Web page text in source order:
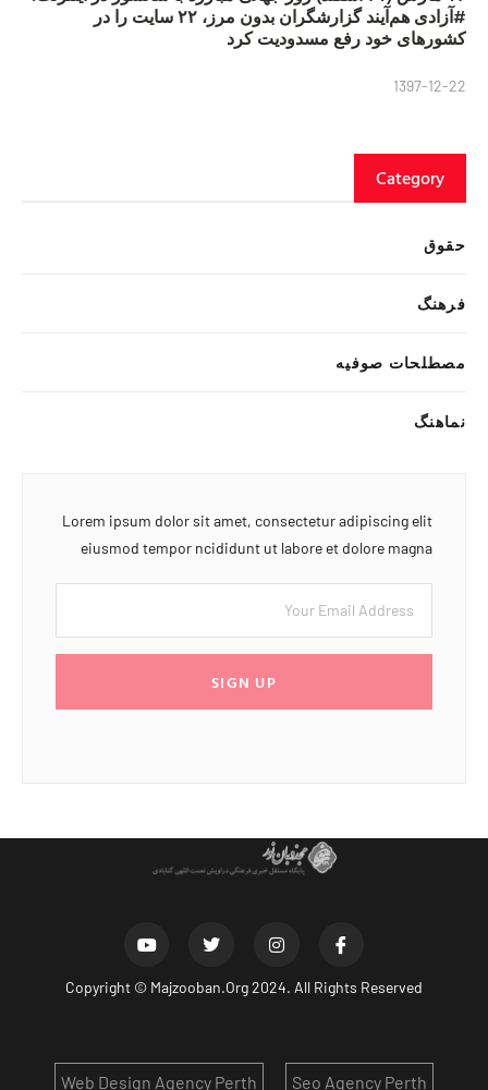
#آزادی هم‌آیند گزارشگران‌ بدون مرز، ۲۲ سایت را در
کشورهای خود رفع مسدودیت کرد
1397-12-22
Category
حقوق
فرهنگ
مصطلحات صوفیه
نماهنگ
Lorem ipsum dolor sit amet, consectetur adipiscing elit
eiusmod tempor ncididunt ut labore et dolore magna
SIGN UP
Copyright © Majzooban.Org2024. All Rights Reserved
Seo Agency Perth
Web Design Agency Perth